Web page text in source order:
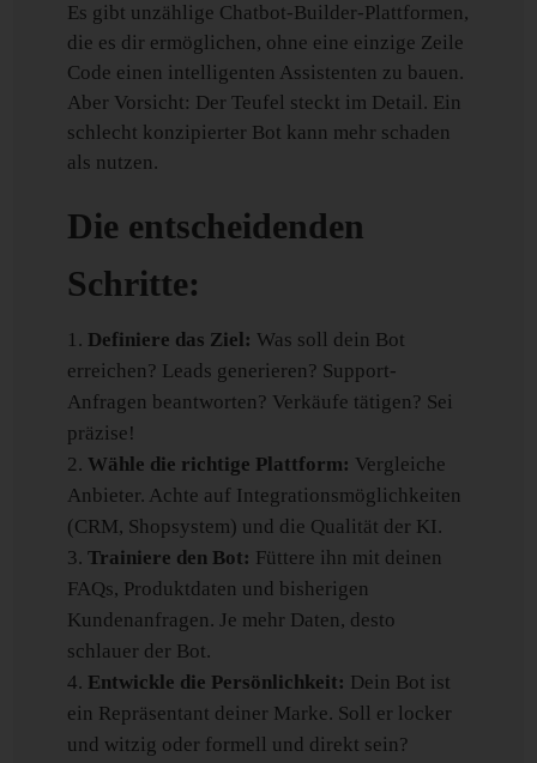
Es gibt unzählige Chatbot-Builder-Plattformen,
die es dir ermöglichen, ohne eine einzige Zeile
Code einen intelligenten Assistenten zu bauen.
Aber Vorsicht: Der Teufel steckt im Detail. Ein
schlecht konzipierter Bot kann mehr schaden
als nutzen.
Die entscheidenden
Schritte:
Definiere das Ziel: Was soll dein Bot
erreichen? Leads generieren? Support-
Anfragen beantworten? Verkäufe tätigen? Sei
präzise!
Wähle die richtige Plattform: Vergleiche
Anbieter. Achte auf Integrationsmöglichkeiten
(CRM, Shopsystem) und die Qualität der KI.
Trainiere den Bot: Füttere ihn mit deinen
FAQs, Produktdaten und bisherigen
Kundenanfragen. Je mehr Daten, desto
schlauer der Bot.
Entwickle die Persönlichkeit: Dein Bot ist
ein Repräsentant deiner Marke. Soll er locker
und witzig oder formell und direkt sein?